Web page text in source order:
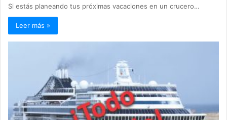
Si estás planeando tus próximas vacaciones en un crucero…
Leer más »